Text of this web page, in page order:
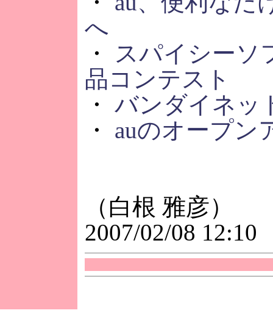
へ
・
スパイシーソ
品コンテスト
・ バンダイネッ
・ auのオープン
（白根 雅彦）
2007/02/08 12:10